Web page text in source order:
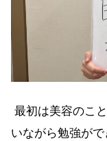
最初は美容のこ
いながら勉強が